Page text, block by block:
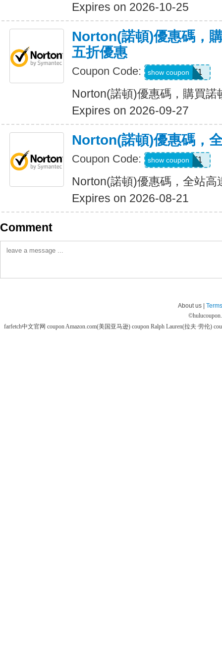
Expires on 2026-10-25
Norton(諾頓)優惠碼，
五折優惠
Coupon Code: LT1
show coupon
Norton(諾頓)優惠碼，購買諾
Expires on 2026-09-27
Norton(諾頓)優惠碼，
Coupon Code: WBT1
show coupon
Norton(諾頓)優惠碼，全站高
Expires on 2026-08-21
Comment
About us |
©
farfetch中文官网 couponAmazon.com(美国亚马逊) coupon Ralph Lauren(拉夫·劳伦)